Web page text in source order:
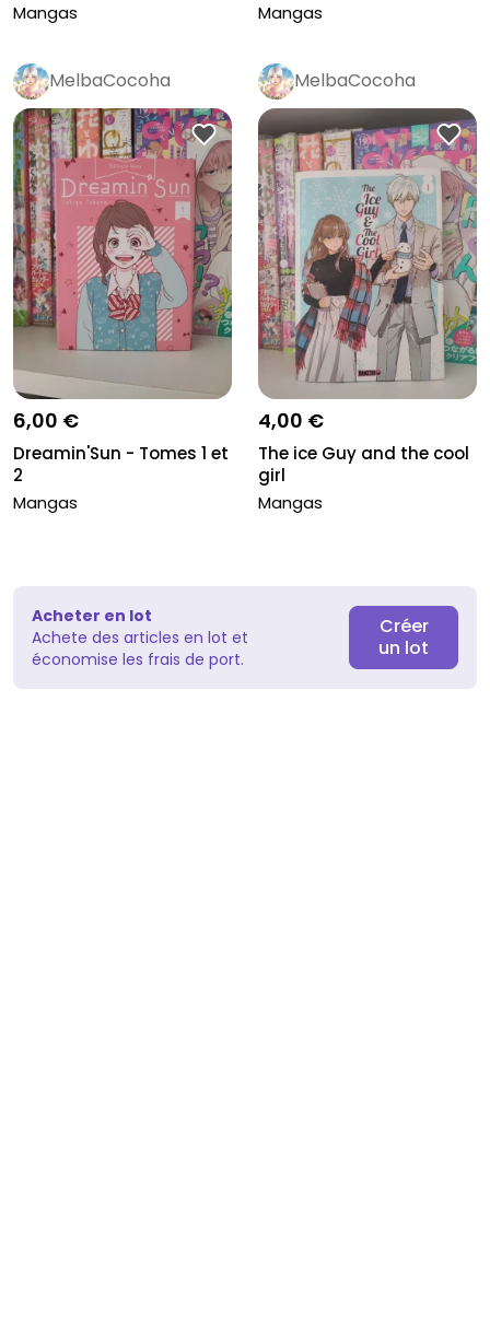
Mangas
Mangas
MelbaCocoha
6,00 €
Dreamin'Sun - Tomes 1 et
2
Mangas
MelbaCocoha
4,00 €
The ice Guy and the cool
girl
Mangas
Acheter en lot
Achete des articles en lot et
économise les frais de port.
Créer
un lot